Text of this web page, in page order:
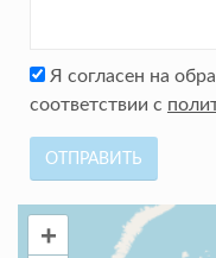
Я согласен на
соответствии с
ОТПРАВИТЬ
+